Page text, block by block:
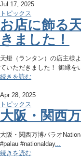
Jul 17, 2025
トピックス
お店に飾る
きました！
天燈（ランタン）の店主様
ていただきました！ 御縁を
続きを読む
Apr 28, 2025
トピックス
大阪・関西
大阪・関西万博パラオ
#palau #nationalday...
続きを読む